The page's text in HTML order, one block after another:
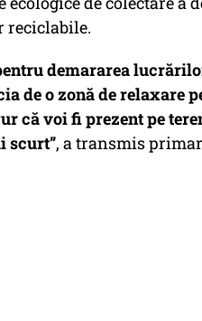
reciclabile.
demararea
de o zonă de relaxare
că voi fi prezent pe
scurt”, a transmis